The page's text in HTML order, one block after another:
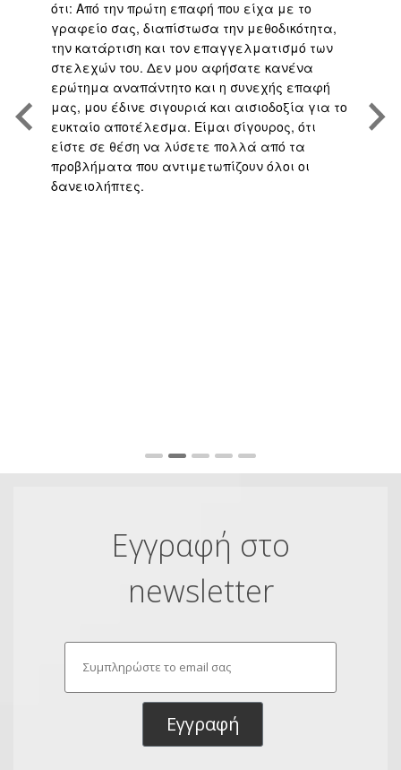
ότι: Από την πρώτη επαφή που είχα με το
γραφείο σας, διαπίστωσα την μεθοδικότητα,
την κατάρτιση και τον επαγγελματισμό των
στελεχών του. Δεν μου αφήσατε κανένα
ερώτημα αναπάντητο και η συνεχής επαφή
μας, μου έδινε σιγουριά και αισιοδοξία για το
ευκταίο αποτέλεσμα. Είμαι σίγουρος, ότι
είστε σε θέση να λύσετε πολλά από τα
προβλήματα που αντιμετωπίζουν όλοι οι
δανειολήπτες.
Εγγραφή στο
newsletter
Εγγραφή